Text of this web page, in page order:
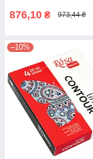
876,10 ₴ 973,44 ₴
–10%